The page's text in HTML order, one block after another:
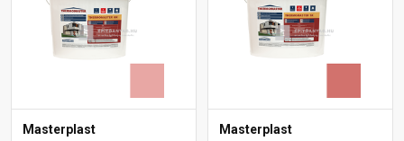
Masterplast
Masterplast